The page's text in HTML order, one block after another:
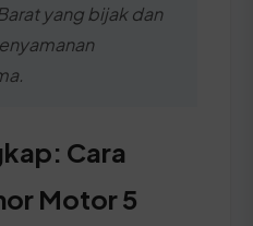
yang bijak dan
Cara
Motor 5